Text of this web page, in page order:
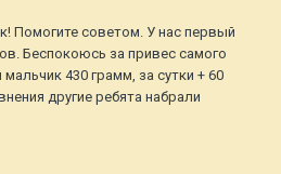
Помогите советом. У нас первый
Беспокоюсь за привес самого
430 грамм, за сутки + 60
другие ребята набрали